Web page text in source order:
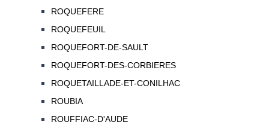
ROQUEFERE
ROQUEFEUIL
ROQUEFORT-DE-SAULT
ROQUEFORT-DES-CORBIERES
ROQUETAILLADE-ET-CONILHAC
ROUBIA
ROUFFIAC-D'AUDE